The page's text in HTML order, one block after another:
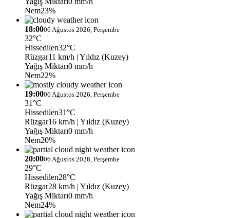
Nem23%
18:0006 Ağustos 2026, Perşembe
32°C
Hissedilen32°C
Rüzgar11 km/h | Yıldız (Kuzey)
Yağış Miktarı0 mm/h
Nem22%
19:0006 Ağustos 2026, Perşembe
31°C
Hissedilen31°C
Rüzgar16 km/h | Yıldız (Kuzey)
Yağış Miktarı0 mm/h
Nem20%
20:0006 Ağustos 2026, Perşembe
29°C
Hissedilen28°C
Rüzgar28 km/h | Yıldız (Kuzey)
Yağış Miktarı0 mm/h
Nem24%